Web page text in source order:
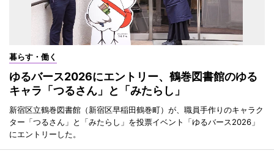
暮らす・働く
ゆるバース2026にエントリー、鶴巻図書館のゆる
キャラ「つるさん」と「みたらし」
新宿区立鶴巻図書館（新宿区早稲田鶴巻町）が、職員手作りのキャラク
ター「つるさん」と「みたらし」を投票イベント「ゆるバース2026」
にエントリーした。